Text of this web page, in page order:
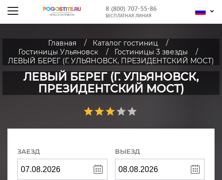
8 (800) 707-55-86
БЕСПЛАТНАЯ ЛИНИЯ
Главная
Каталог гостиниц
Гостиницы Ульяновск
Гостиницы 3 звезды
ЛЕВЫЙ БЕРЕГ (Г. УЛЬЯНОВСК, ПРЕЗИДЕНТСКИЙ МОСТ)
ЛЕВЫЙ БЕРЕГ (Г. УЛЬЯНОВСК,
ПРЕЗИДЕНТСКИЙ МОСТ)
ЗАЕЗД ВЫЕЗД